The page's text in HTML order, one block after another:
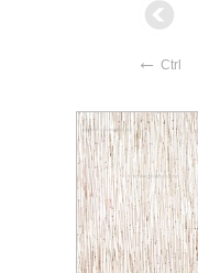
← Ctrl